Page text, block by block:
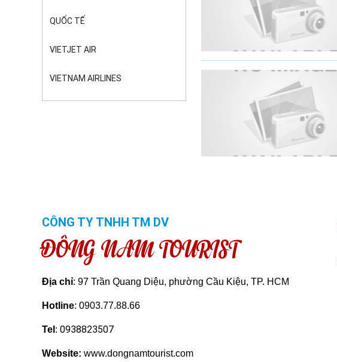
QUỐC TẾ
VIETJET AIR
VIETNAM AIRLINES
CÔNG TY TNHH TM DV
ĐÔNG NAM TOURIST
Địa chỉ: 97 Trần Quang Diệu, phường Cầu Kiệu, TP. HCM
Hotline: 0903.77.88.66
Tel : 0938823507
Website: www.dongnamtourist.com